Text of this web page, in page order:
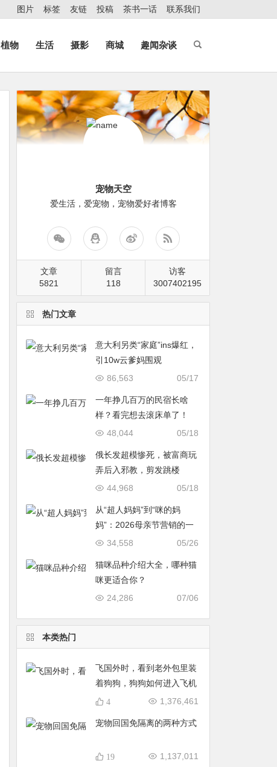
图片 标签 友链 投稿 茶书一话 联系我们
植物 生活 摄影 商城 趣闻杂谈
宠物天空
爱生活，爱宠物，宠物爱好者博客
文章
5821
留言
118
访客
3007402195
热门文章
意大利另类“家庭”ins爆红，
引10w云爹妈围观
05/17
86,563
一年挣几百万的民宿长啥
样？看完想去滚床单了！
05/18
48,044
俄长发超模惨死，被富商玩
弄后入邪教，剪发跳楼
05/18
44,968
从“超人妈妈”到“咪的妈
妈”：2026母亲节营销的一
次温情破题
05/26
34,558
猫咪品种介绍大全，哪种猫
咪更适合你？
07/06
24,286
本类热门
飞国外时，看到老外包里装
着狗狗，狗狗如何进入飞机
客舱？
1,376,461
4
宠物回国免隔离的两种方式
1,137,011
19